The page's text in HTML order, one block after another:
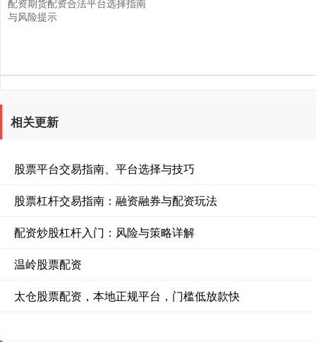
配资期货配资合法平台选择指南
与风险提示
相关更新
股票平台交易指南、平台选择与技巧
股票杠杆交易指南：融资融券与配资玩法
配资炒股杠杆入门：风险与策略详解
温岭股票配资
太仓股票配资，本地正规平台，门槛低放款快